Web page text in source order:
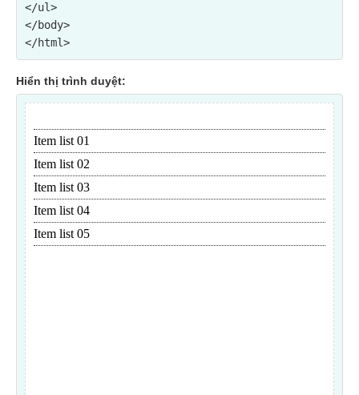
</ul>
</body>
Hiển thị trình duyệt: